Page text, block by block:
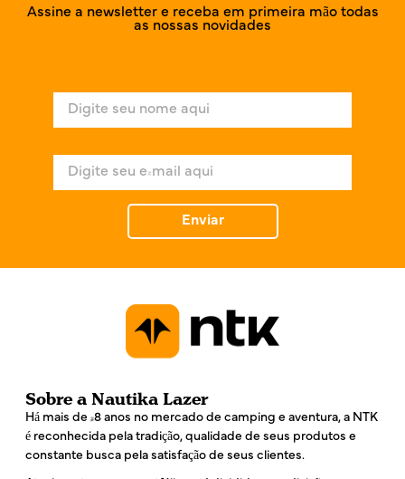
Assine a newsletter e receba em primeira mão todas
as nossas novidades
e
*
Enviar
Sobre a Nautika Lazer
Há mais de 48 anos no mercado de camping e aventura, a NTK
é reconhecida pela tradição, qualidade de seus produtos e
constante busca pela satisfação de seus clientes.